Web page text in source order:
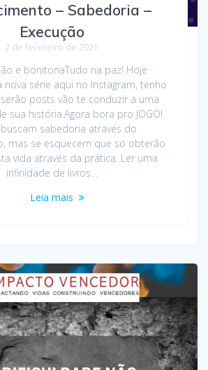
– Sabedoria –
Execução
2 de fevereiro de 2021
e bonitonaTudo na paz! Hoje
nova série aqui no Instagram, tenho
posts vão te conduzir a uma
sua história.Agora bora pro JOGO!
sabedoria através do
mas se esquecem que só obterão
vida através da prática. Ler uma
infinidade de livros…
Leia mais